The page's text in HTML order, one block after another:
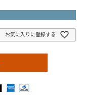
お気に入りに登録する